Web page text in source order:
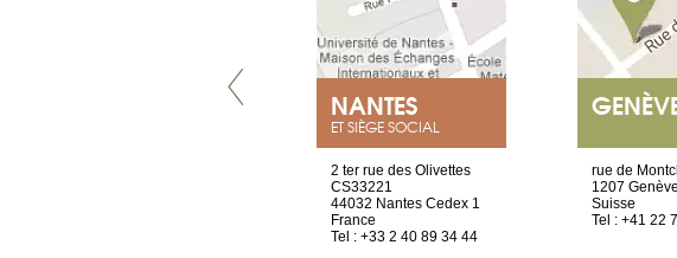
NANTES
ET SIÈGE SOCIAL
2 ter rue des Olivettes
CS33221
44032 Nantes Cedex 1
France
Tel : +33 2 40 89 34 44
rue de
1207 Genève
Suisse
Tel : +41 22